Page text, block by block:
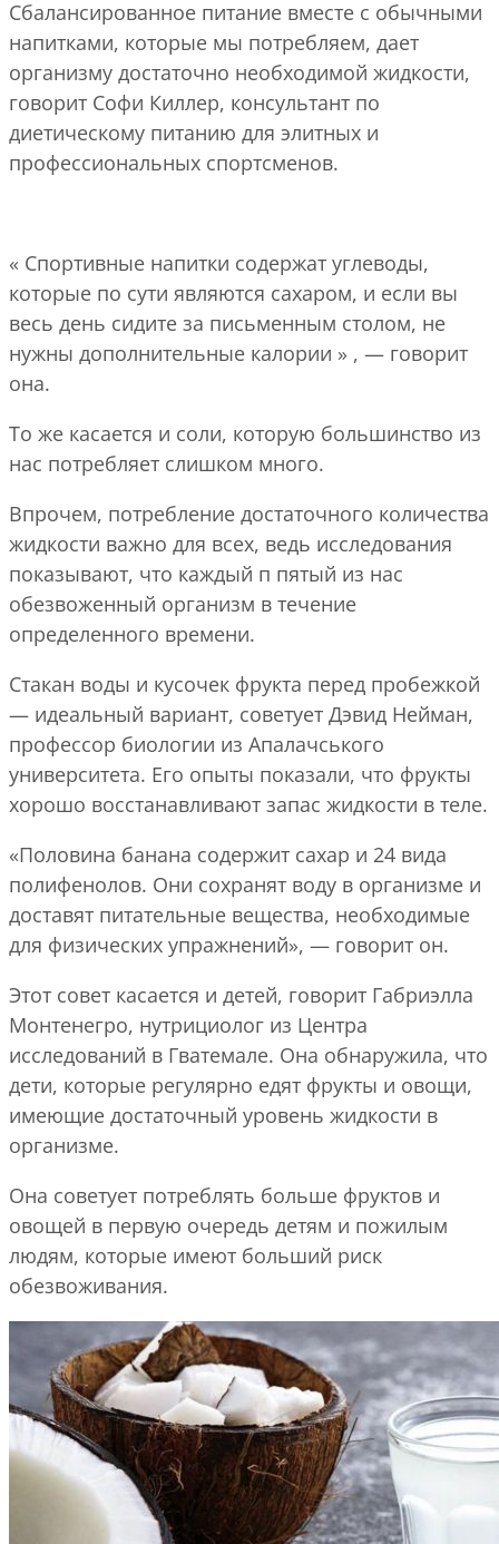
Сбалансированное питание вместе с обычными
напитками, которые мы потребляем, дает
организму достаточно необходимой жидкости,
говорит Софи Киллер, консультант по
диетическому питанию для элитных и
профессиональных спортсменов.
« Спортивные напитки содержат углеводы,
которые по сути являются сахаром, и если вы
весь день сидите за письменным столом, не
нужны дополнительные калории » , — говорит
она.
То же касается и соли, которую большинство из
нас потребляет слишком много.
Впрочем, потребление достаточного количества
жидкости важно для всех, ведь исследования
показывают, что каждый п пятый из нас
обезвоженный организм в течение
определенного времени.
Стакан воды и кусочек фрукта перед пробежкой
— идеальный вариант, советует Дэвид Нейман,
профессор биологии из Апалачського
университета. Его опыты показали, что фрукты
хорошо восстанавливают запас жидкости в теле.
«Половина банана содержит сахар и 24 вида
полифенолов. Они сохранят воду в организме и
доставят питательные вещества, необходимые
для физических упражнений», — говорит он.
Этот совет касается и детей, говорит Габриэлла
Монтенегро, нутрициолог из Центра
исследований в Гватемале. Она обнаружила, что
дети, которые регулярно едят фрукты и овощи,
имеющие достаточный уровень жидкости в
организме.
Она советует потреблять больше фруктов и
овощей в первую очередь детям и пожилым
людям, которые имеют больший риск
обезвоживания.